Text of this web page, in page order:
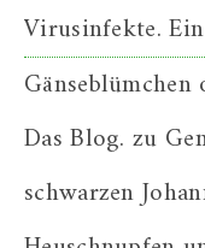
Virusinfekte.
Das Blog. zu
schwarzen